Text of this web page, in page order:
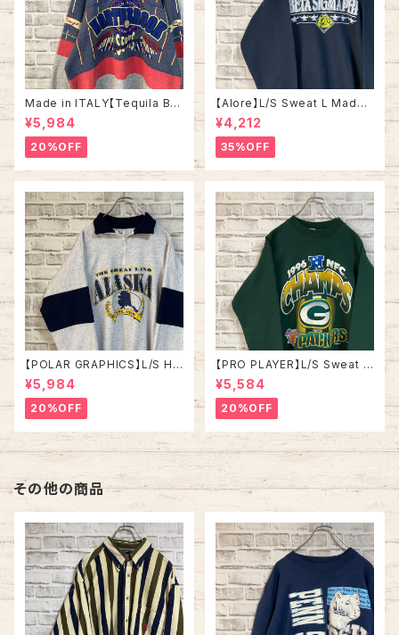
Made in ITALY【Tequila Bo
om】L/S Sweat/Trainer XL 9
0s ハーフジップスウェット トレ
ーナー マルチカラー レーシング
イタリア製 Euro ユーロ 古着
¥5,984
20%OFF
【Alore】L/S Sweat L Made i
n USA 90s 社交クラブ プロモ
ーション スウェット トレーナー
USA製 vintage ヴィンテージ
アメリカ USA 古着
¥4,212
35%OFF
【POLAR GRAPHICS】L/S Hal
fZip Sweat XL Made in US
A 90s “ALASKA” スーベニア
ハーフジップスウェット トレーナ
ー アラスカ お土産モノ vintag
e ヴィンテージ アメリカ USA
古着
¥5,984
20%OFF
【PRO PLAYER】L/S Sweat L
相当 90s Made in USA “PA
CKERS” NFL チームモノ スウ
ェット トレーナー USA製 チーム
ロゴ 1996 CHAMPS 優勝記念
深緑 アメリカ USA 古着
¥5,584
20%OFF
その他の商品